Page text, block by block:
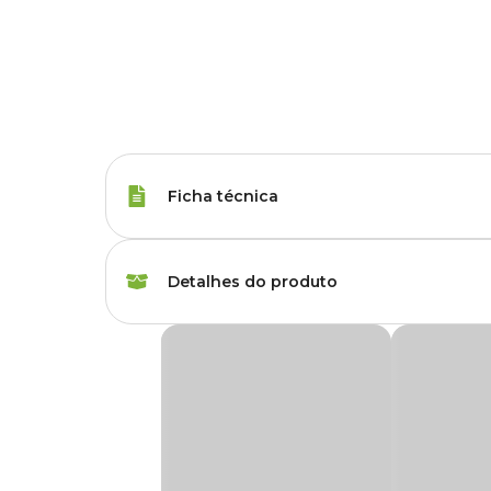
Ficha técnica
Marca Nutravit
Detalhes do produto